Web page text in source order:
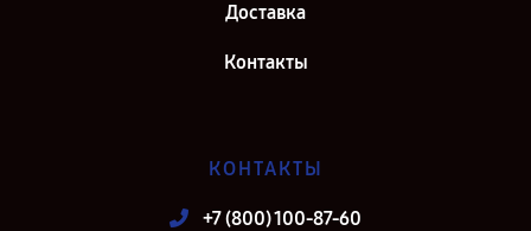
Доставка
Контакты
КОНТАКТЫ
+7 (800) 100-87-60